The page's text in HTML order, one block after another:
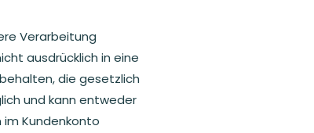
Verarbeitung
ausdrücklich in eine
die gesetzlich
und kann entweder
Kundenkonto